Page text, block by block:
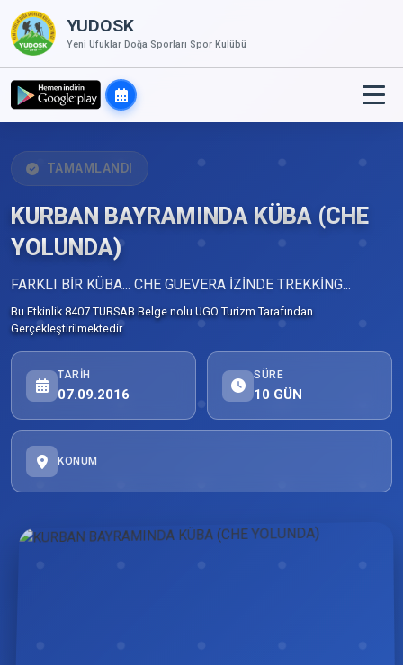
YUDOSK
Yeni Ufuklar Doğa Sporları Spor Kulübü
TAMAMLANDI
KURBAN BAYRAMINDA KÜBA (CHE
YOLUNDA)
FARKLI BİR KÜBA... CHE GUEVERA İZİNDE TREKKİNG...
Bu Etkinlik 8407 TURSAB Belge nolu UGO Turizm Tarafından
Gerçekleştirilmektedir.
TARIH
07.09.2016
SÜRE
10 GÜN
KONUM